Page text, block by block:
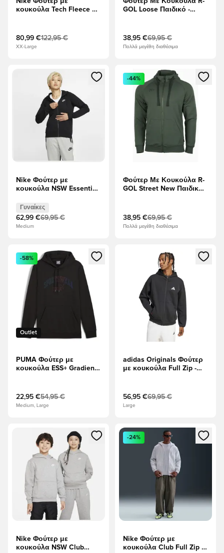
κουκούλα Tech Fleece FZ
80,99 €122,95 €
XX-Large
GOL Loose Παιδικό -
38,95 €69,95 €
Πολλά μεγέθη διαθέσιμα
Ανοίγει ένα Modal για να συνδεθείτε ή να εγγραφείτε ως
Nike Φούτερ με
κουκούλα NSW Essential
Γυναίκες
Γυναίκες
62,99 €69,95 €
Medium
Ανοίγει ένα Modal για να
-44%
Φούτερ Με Κουκούλα R-
GOL Street New Παιδικό -
38,95 €69,95 €
Πολλά μεγέθη διαθέσιμα
Ανοίγει ένα Modal για να συνδεθείτε ή να εγγραφείτε ως
Outlet
-58%
PUMA Φούτερ με
κουκούλα ESS+ Gradient -
22,95 €54,95 €
Medium, Large
Ανοίγει ένα Modal για να
adidas Originals Φούτερ
με κουκούλα Full Zip -
56,95 €69,95 €
Large
Ανοίγει ένα Modal για να συνδεθείτε ή να εγγραφείτε ως
Nike Φούτερ με
κουκούλα NSW Club
Ανοίγει ένα Modal για να
-24%
Nike Φούτερ με
κουκούλα Club Full Zip -